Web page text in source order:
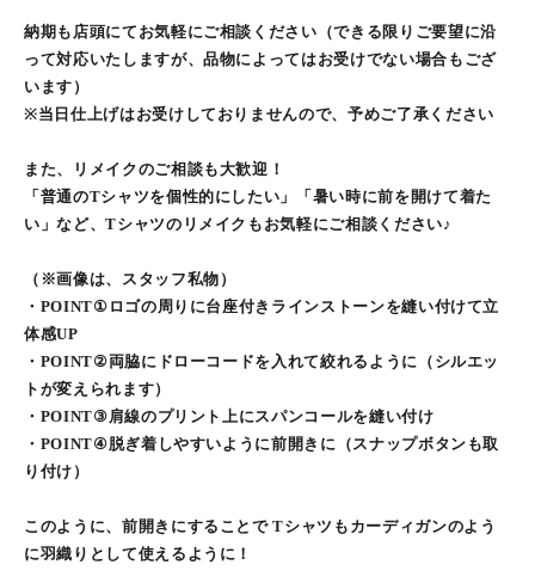
納期も店頭にてお気軽にご相談ください（できる限りご要望に沿
って対応いたしますが、品物によってはお受けでない場合もござ
います）
※当日仕上げはお受けしておりませんので、予めご了承ください
また、リメイクのご相談も大歓迎！
「普通のTシャツを個性的にしたい」「暑い時に前を開けて着た
い」など、Tシャツのリメイクもお気軽にご相談ください♪
（※画像は、スタッフ私物）
・POINT①ロゴの周りに台座付きラインストーンを縫い付けて立
体感UP
・POINT②両脇にドローコードを入れて絞れるように（シルエッ
トが変えられます）
・POINT③肩線のプリント上にスパンコールを縫い付け
・POINT④脱ぎ着しやすいように前開きに（スナップボタンも取
り付け）
このように、前開きにすることで Tシャツもカーディガンのよう
に羽織りとして使えるように！